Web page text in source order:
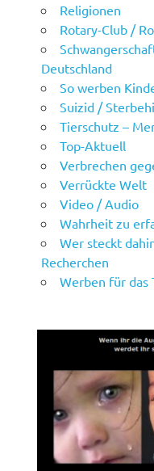
Religionen
Rotary-Club /
Deutschland
So werben
Suizid /
Tierschutz –
Top-Aktuell
Verbrechen
Verrückte Welt
Video / Audio
Wahrheit zu
Wer steckt
Recherchen
Werben für das